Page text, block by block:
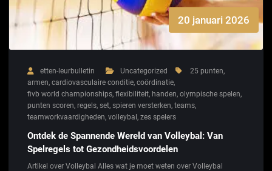
20 januari 2026
etten-leurbulletin Uncategorized 25 punten,
armen, cardiovasculaire conditie, coördinatie,
fivb world championships, flexibiliteit, handen, olympische spelen,
punten scoren, regels, set, spieren versterken, teams,
teamworkvaardigheden, volleybal, zes spelers
Ontdek de Spannende Wereld van Volleybal: Van
Spelregels tot Gezondheidsvoordelen
Artikel over Volleybal Alles wat je moet weten over Volleybal